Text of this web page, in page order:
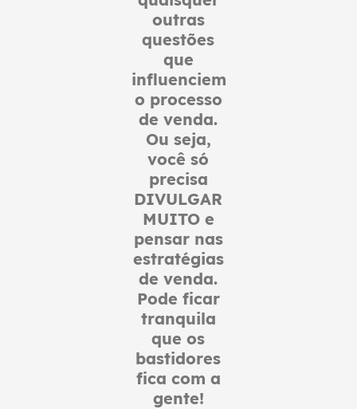
outras
questões
que
influenciem
o processo
de venda.
Ou seja,
você só
precisa
DIVULGAR
MUITO e
pensar nas
estratégias
de venda.
Pode ficar
tranquila
que os
bastidores
fica com a
gente!